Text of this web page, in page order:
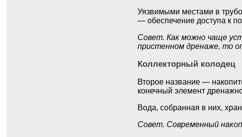
Уязвимыми местами в
— обеспечение доступа к
Совет. Как можно чаще
пристенном дренаже, то
Коллекторный колодец
Второе название —
конечный элемент
Вода, собранная в них,
Совет. Современный